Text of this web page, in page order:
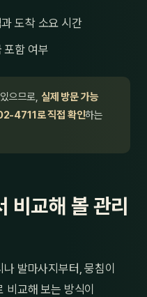
도착 소요 시간
포함 여부
으므로, 실제 방문 가능
4711로 직접 확인하는
비교해 볼 관리
발마사지부터, 뭉침이
교해 보는 방식이